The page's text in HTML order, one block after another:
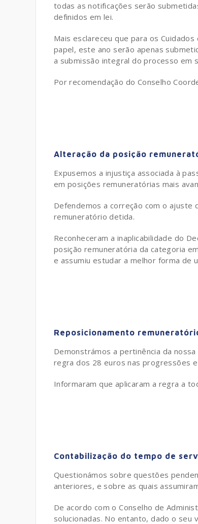
todas as notificações serão
definidos em lei.
Mais esclareceu que para os
papel, este ano serão apenas
a submissão integral do processo em
Por recomendação do Conselho
Alteração da posição
Expusemos a injustiça associada à
em posições remuneratórias mais
Defendemos a correção com o ajuste
remuneratório detida.
Reconheceram a inaplicabilidade do
posição remuneratória da categoria
e assumiu estudar a melhor forma de
Reposicionamento
Demonstrámos a pertinência da
regra dos 28 euros nas progressões
Informaram que aplicaram a regra a
Contabilização do tempo de
Questionámos sobre questões
anteriores, e sobre as quais
De acordo com o Conselho de
solucionadas. No entanto, dado o seu